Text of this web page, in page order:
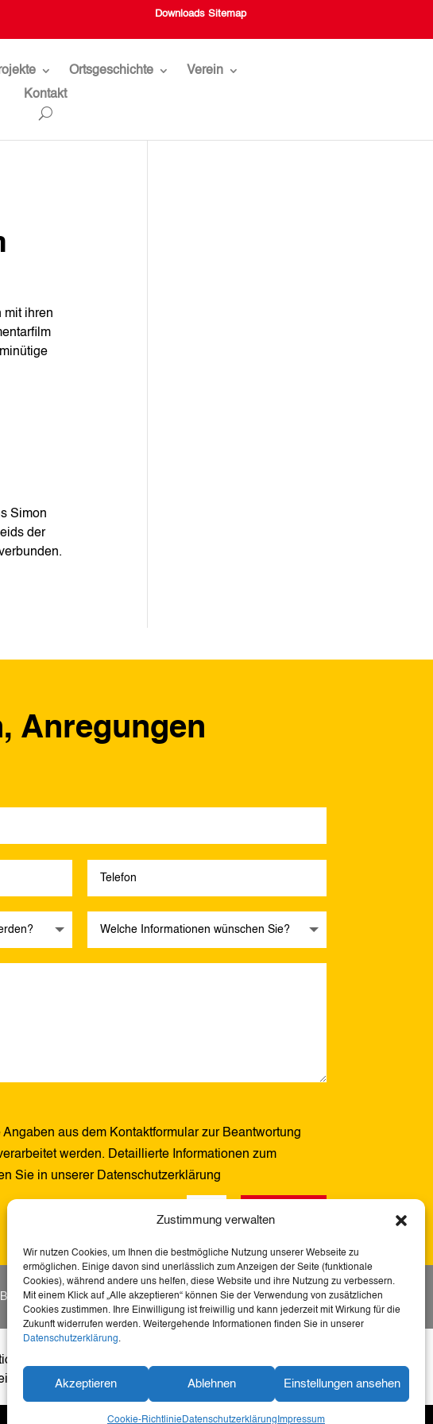
Zustimmung verwalten
Wir nutzen Cookies, um Ihnen die bestmögliche Nutzung unserer Webseite zu
ermöglichen. Einige davon sind unerlässlich zum Anzeigen der Seite (funktionale
Cookies), während andere uns helfen, diese Website und ihre Nutzung zu verbessern.
Mit einem Klick auf „Alle akzeptieren“ können Sie der Verwendung von zusätzlichen
Cookies zustimmen. Ihre Einwilligung ist freiwillig und kann jederzeit mit Wirkung für die
Zukunft widerrufen werden. Weitergehende Informationen finden Sie in unserer
Datenschutzerklärung.
Akzeptieren Ablehnen Einstellungen ansehen
Cookie-RichtlinieDatenschutzerklärung Impressum
Downloads Sitemap
Ortsgeschichte
Verein
Kontakt
mit ihren
Simon
der
Anregungen
aus dem Kontaktformular zur Beantwortung
werden. Detaillierte Informationen zum
Sie in unserer Datenschutzerklärung
2 + 4 = Senden
Barrierefreiheitserklärung
Mensch ist diese Webseite barrierefrei – für mehr
Zugang zu Heimat, Geschichte und Kultur für alle.